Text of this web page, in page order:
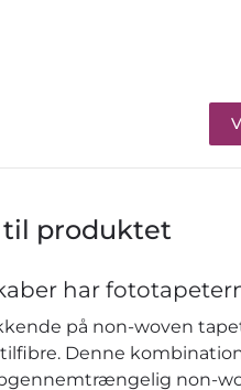
til produktet
har
på non-woven
Denne
non-